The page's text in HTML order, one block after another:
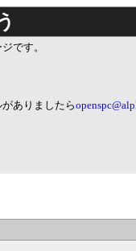
です。
ありましたら